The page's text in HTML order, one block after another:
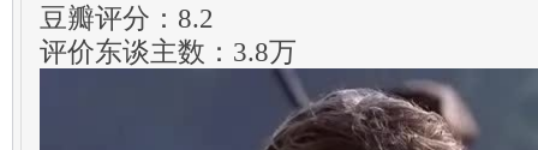
豆瓣评分：8.2
评价东谈主数：3.8万